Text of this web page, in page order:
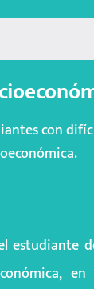
con
estudiante